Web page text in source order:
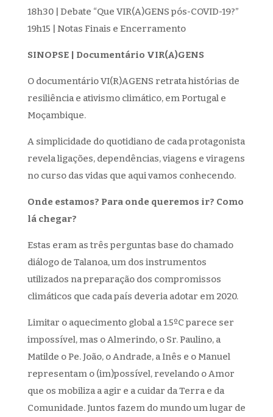
18h30 | Debate “Que VIR(A)GENS pós-COVID-19?”
19h15 | Notas Finais e Encerramento
SINOPSE | Documentário VIR(A)GENS
O documentário VI(R)AGENS retrata histórias de
resiliência e ativismo climático, em Portugal e
Moçambique.
A simplicidade do quotidiano de cada protagonista
revela ligações, dependências, viagens e viragens
no curso das vidas que aqui vamos conhecendo.
Onde estamos? Para onde queremos ir? Como
lá chegar?
Estas eram as três perguntas base do chamado
diálogo de Talanoa, um dos instrumentos
utilizados na preparação dos compromissos
climáticos que cada país deveria adotar em 2020.
Limitar o aquecimento global a 1.5ºC parece ser
impossível, mas o Almerindo, o Sr. Paulino, a
Matilde o Pe. João, o Andrade, a Inês e o Manuel
representam o (im)possível, revelando o Amor
que os mobiliza a agir e a cuidar da Terra e da
Comunidade. Juntos fazem do mundo um lugar de